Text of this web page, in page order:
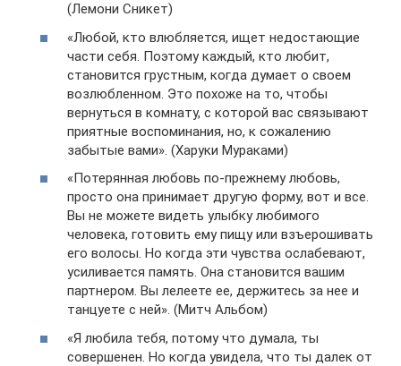
(Лемони Сникет)
«Любой, кто влюбляется, ищет недостающие
части себя. Поэтому каждый, кто любит,
становится грустным, когда думает о своем
возлюбленном. Это похоже на то, чтобы
вернуться в комнату, с которой вас связывают
приятные воспоминания, но, к сожалению
забытые вами». (Харуки Мураками)
«Потерянная любовь по-прежнему любовь,
просто она принимает другую форму, вот и все.
Вы не можете видеть улыбку любимого
человека, готовить ему пищу или взъерошивать
его волосы. Но когда эти чувства ослабевают,
усиливается память. Она становится вашим
партнером. Вы лелеете ее, держитесь за нее и
танцуете с ней». (Митч Альбом)
«Я любила тебя, потому что думала, ты
совершенен. Но когда увидела, что ты далек от